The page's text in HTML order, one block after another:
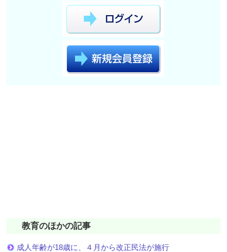
教育のほかの記事
成人年齢が18歳に、４月から改正民法が施行